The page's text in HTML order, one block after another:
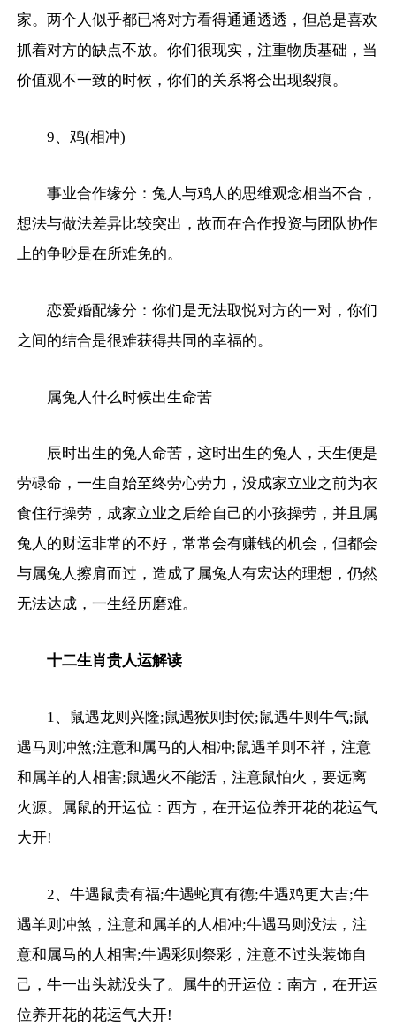
家。两个人似乎都已将对方看得通通透透，但总是喜欢
抓着对方的缺点不放。你们很现实，注重物质基础，当
价值观不一致的时候，你们的关系将会出现裂痕。
9、鸡(相冲)
事业合作缘分：兔人与鸡人的思维观念相当不合，
想法与做法差异比较突出，故而在合作投资与团队协作
上的争吵是在所难免的。
恋爱婚配缘分：你们是无法取悦对方的一对，你们
之间的结合是很难获得共同的幸福的。
属兔人什么时候出生命苦
辰时出生的兔人命苦，这时出生的兔人，天生便是
劳碌命，一生自始至终劳心劳力，没成家立业之前为衣
食住行操劳，成家立业之后给自己的小孩操劳，并且属
兔人的财运非常的不好，常常会有赚钱的机会，但都会
与属兔人擦肩而过，造成了属兔人有宏达的理想，仍然
无法达成，一生经历磨难。
十二生肖贵人运解读
1、鼠遇龙则兴隆;鼠遇猴则封侯;鼠遇牛则牛气;鼠
遇马则冲煞;注意和属马的人相冲;鼠遇羊则不祥，注意
和属羊的人相害;鼠遇火不能活，注意鼠怕火，要远离
火源。属鼠的开运位：西方，在开运位养开花的花运气
大开!
2、牛遇鼠贵有福;牛遇蛇真有德;牛遇鸡更大吉;牛
遇羊则冲煞，注意和属羊的人相冲;牛遇马则没法，注
意和属马的人相害;牛遇彩则祭彩，注意不过头装饰自
己，牛一出头就没头了。属牛的开运位：南方，在开运
位养开花的花运气大开!